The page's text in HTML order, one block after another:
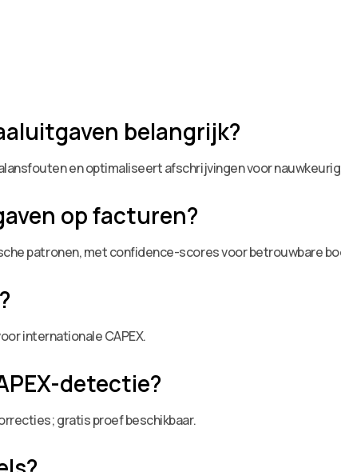
belangrijk?
en optimaliseert afschrijvingen voor
op facturen?
patronen, met confidence-scores voor betrouwbare
internationale CAPEX.
detectie?
gratis proef beschikbaar.